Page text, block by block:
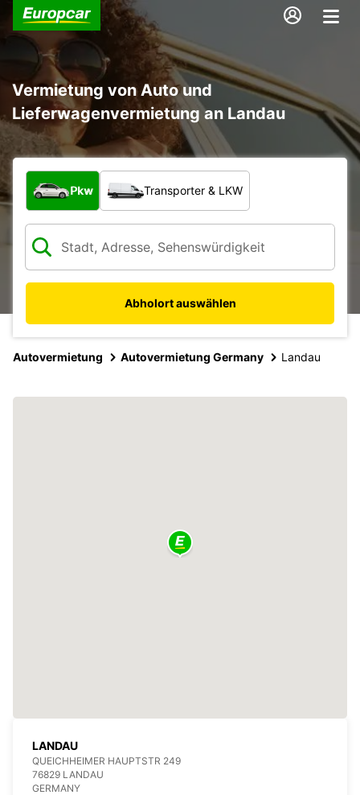
Vermietung von Auto und
Lieferwagenvermietung an Landau
Welche Art von Fahrzeug?
Pkw Transporter & LKW
Abholort auswählen
Autovermietung Autovermietung Germany Landau
LANDAU
QUEICHHEIMER HAUPTSTR 249
76829 LANDAU
GERMANY